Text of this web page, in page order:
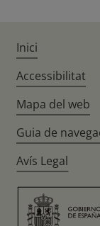
Inici
Accessibilitat
Mapa del web
Guia de
Avís Legal